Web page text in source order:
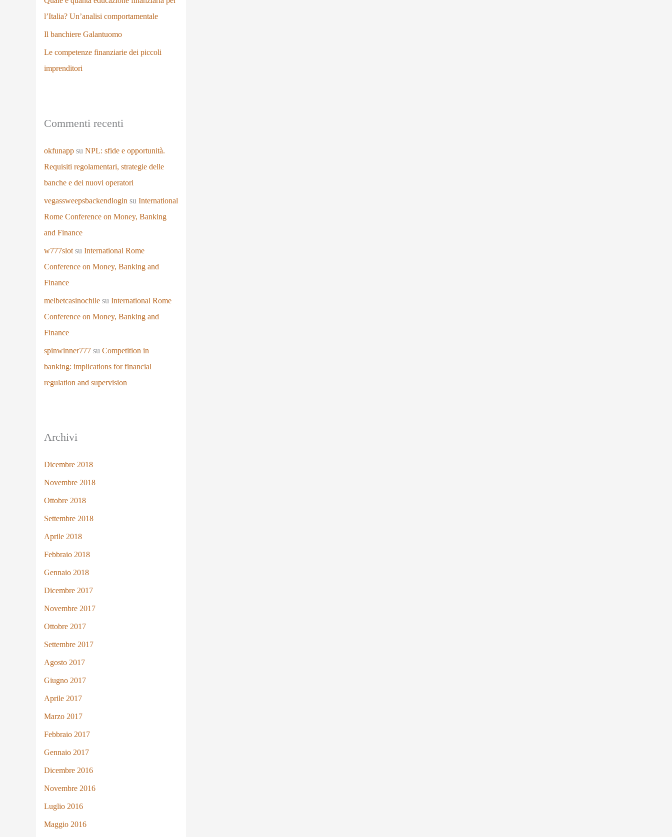
l’Italia? Un’analisi comportamentale
Il banchiere Galantuomo
Le competenze finanziarie dei piccoli
imprenditori
Commenti recenti
okfunapp su NPL: sfide e opportunità.
Requisiti regolamentari, strategie delle
banche e dei nuovi operatori
vegassweepsbackendlogin su International
Rome Conference on Money, Banking
and Finance
w777slot su International Rome
Conference on Money, Banking and
Finance
melbetcasinochile su International Rome
Conference on Money, Banking and
Finance
spinwinner777 su Competition in
banking: implications for financial
regulation and supervision
Archivi
Dicembre 2018
Novembre 2018
Ottobre 2018
Settembre 2018
Aprile 2018
Febbraio 2018
Gennaio 2018
Dicembre 2017
Novembre 2017
Ottobre 2017
Settembre 2017
Agosto 2017
Giugno 2017
Aprile 2017
Marzo 2017
Febbraio 2017
Gennaio 2017
Dicembre 2016
Novembre 2016
Luglio 2016
Maggio 2016